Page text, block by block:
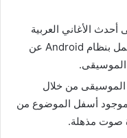
الأغاني العربية
والأجنبية لأجهزة Windows التي تعمل بنظام Android عن
الموسيقى.
الموسيقى من خلال
أسفل الموضوع من